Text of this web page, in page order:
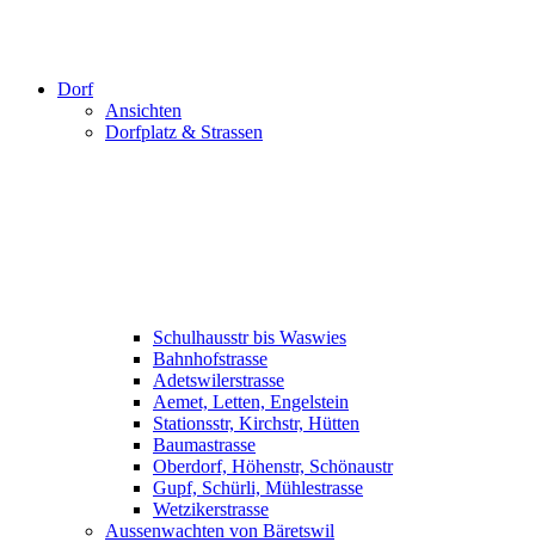
Dorf
Ansichten
Dorfplatz & Strassen
Schulhausstr bis Waswies
Bahnhofstrasse
Adetswilerstrasse
Aemet, Letten, Engelstein
Stationsstr, Kirchstr, Hütten
Baumastrasse
Oberdorf, Höhenstr, Schönaustr
Gupf, Schürli, Mühlestrasse
Wetzikerstrasse
Aussenwachten von Bäretswil